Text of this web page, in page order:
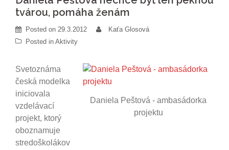
tvárou, pomáha ženám
Posted on 29.3.2012
Kaťa Glosová
Posted in Aktivity
Daniela Peštová - ambasádorka
projektu
Svetoznáma
česká modelka
iniciovala
vzdelávací
projekt, ktorý
oboznamuje
stredoškolákov